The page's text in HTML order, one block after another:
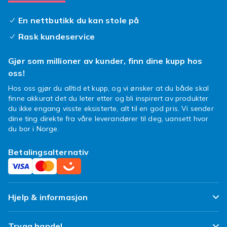
eller ønsker å klage på kjøpet ditt, kan du
kontakte Fyndiqs kundeservice, så hjelper vi
godt og stilig bestikk til barn
Mange barn synes det er gøy å spise med sitt
eget bestikk. Vi har samlet massevis av
forskjellig barnebestikk for å gjøre det enkelt
for deg å finne noe som passer din smak –
både for deg og barnet ditt! Kan det være
bestikksett fra Tommee Tippee Explora eller
kanskje Barnes' favorittskje eller et sett med
Mummimotiv? Her finner du skjeer, kniver og
gafler i flere forskjellige design, klare til å
hjelpe barnet ditt med å få en god matbit!
En nettbutikk du kan stole på
Rask kundeservice
Gjør som millioner av kunder, finn dine kupp hos
oss!
Hos oss gjør du alltid et kupp, og vi ønsker at du både skal
finne akkurat det du leter etter og bli inspirert av produkter
du ikke engang visste eksisterte, alt til en god pris. Vi sender
dine ting direkte fra våre leverandører til deg, uansett hvor
du bor i Norge.
Betalingsalternativ
Hjelp & informasjon
Ofte stilte spørsmål